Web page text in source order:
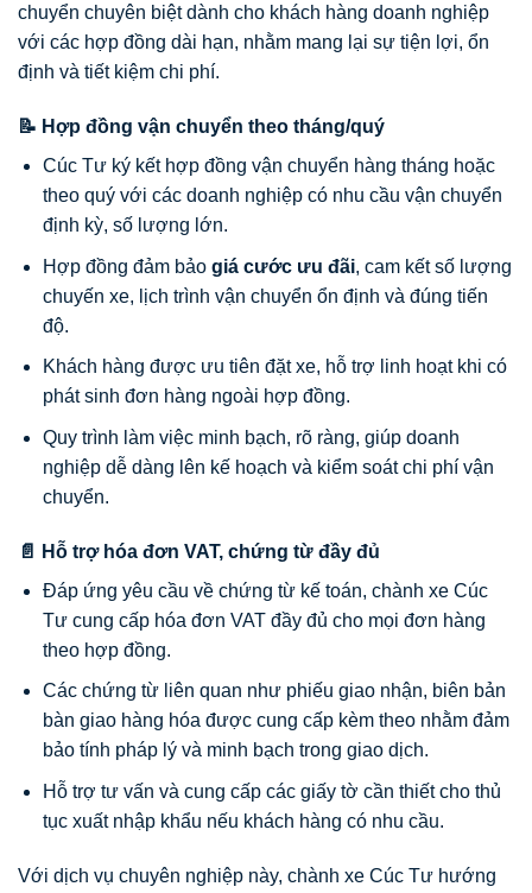
chuyển chuyên biệt dành cho khách hàng doanh nghiệp
với các hợp đồng dài hạn, nhằm mang lại sự tiện lợi, ổn
định và tiết kiệm chi phí.
📝 Hợp đồng vận chuyển theo tháng/quý
Cúc Tư ký kết hợp đồng vận chuyển hàng tháng hoặc
theo quý với các doanh nghiệp có nhu cầu vận chuyển
định kỳ, số lượng lớn.
Hợp đồng đảm bảo giá cước ưu đãi, cam kết số lượng
chuyến xe, lịch trình vận chuyển ổn định và đúng tiến
độ.
Khách hàng được ưu tiên đặt xe, hỗ trợ linh hoạt khi có
phát sinh đơn hàng ngoài hợp đồng.
Quy trình làm việc minh bạch, rõ ràng, giúp doanh
nghiệp dễ dàng lên kế hoạch và kiểm soát chi phí vận
chuyển.
📄 Hỗ trợ hóa đơn VAT, chứng từ đầy đủ
Đáp ứng yêu cầu về chứng từ kế toán, chành xe Cúc
Tư cung cấp hóa đơn VAT đầy đủ cho mọi đơn hàng
theo hợp đồng.
Các chứng từ liên quan như phiếu giao nhận, biên bản
bàn giao hàng hóa được cung cấp kèm theo nhằm đảm
bảo tính pháp lý và minh bạch trong giao dịch.
Hỗ trợ tư vấn và cung cấp các giấy tờ cần thiết cho thủ
tục xuất nhập khẩu nếu khách hàng có nhu cầu.
Với dịch vụ chuyên nghiệp này, chành xe Cúc Tư hướng